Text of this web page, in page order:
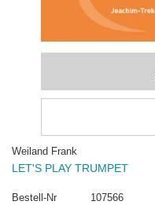
Weiland Frank
LET'S PLAY TRUMPET
Bestell-Nr
107566